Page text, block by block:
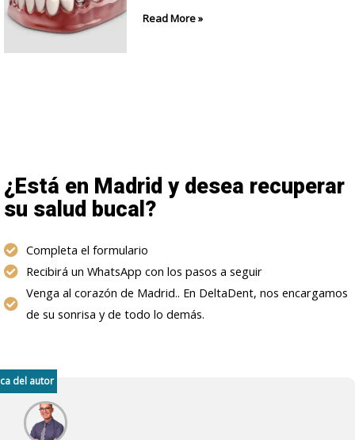
Read More »
¿Está en Madrid y desea recuperar
su salud bucal?
Completa el formulario
Recibirá un WhatsApp con los pasos a seguir
Venga al corazón de Madrid.. En DeltaDent, nos encargamos
de su sonrisa y de todo lo demás.
del autor